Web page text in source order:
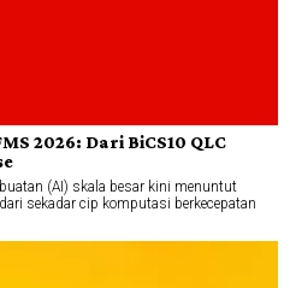
2026: Dari BiCS10 QLC
(AI) skala besar kini menuntut
sekadar cip komputasi berkecepatan